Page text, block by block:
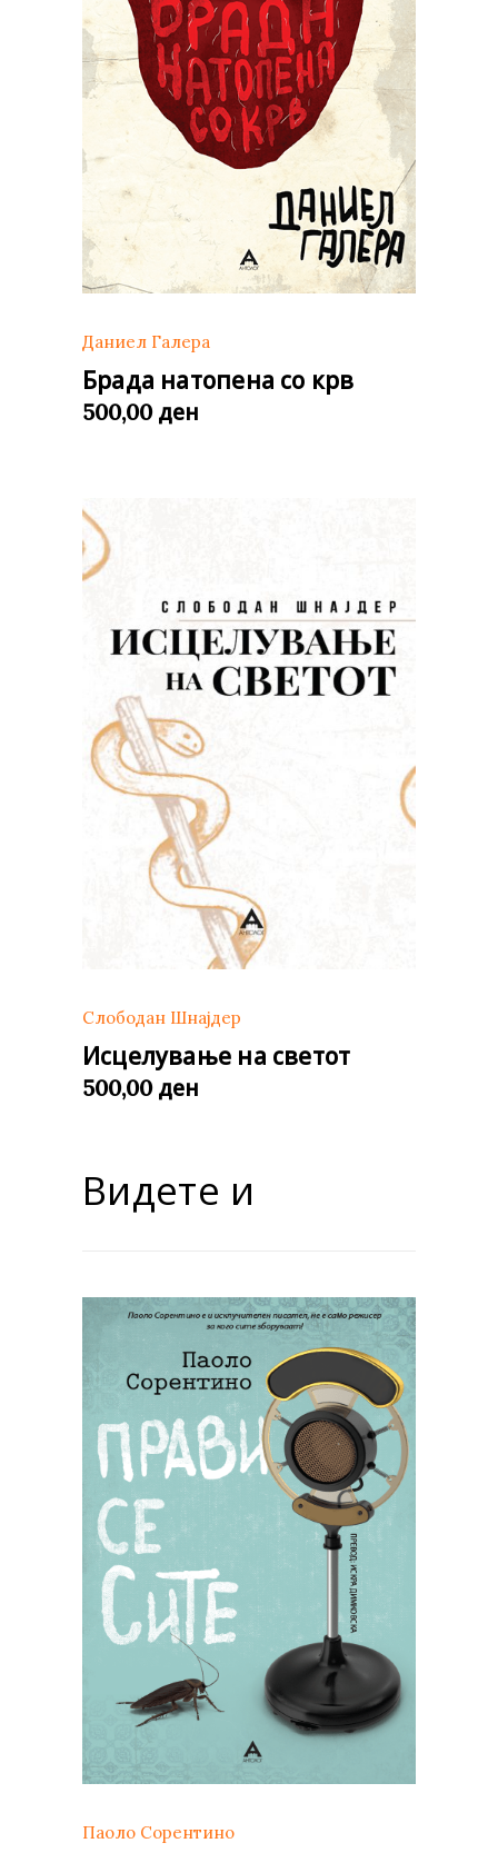
Даниел Галера
Брада натопена со крв
500,00 ден
Слободан Шнајдер
Исцелување на светот
500,00 ден
Видете и
Паоло Сорентино